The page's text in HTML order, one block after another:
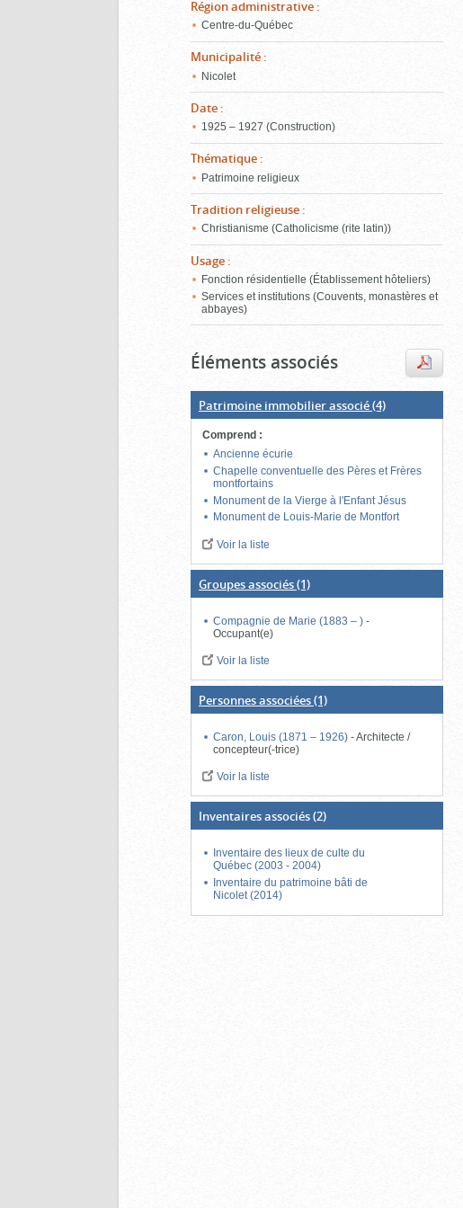
Région administrative :
Centre-du-Québec
Municipalité :
Nicolet
Date :
1925 – 1927 (Construction)
Thématique :
Patrimoine religieux
Tradition religieuse :
Christianisme (Catholicisme (rite latin))
Usage :
Fonction résidentielle (Établissement hôteliers)
Services et institutions (Couvents, monastères et
abbayes)
Éléments associés
Patrimoine immobilier associé(4)
Comprend :
Ancienne écurie
Chapelle conventuelle des Pères et Frères
montfortains
Monument de la Vierge à l'Enfant Jésus
Monument de Louis-Marie de Montfort
Voir la liste
Groupes associés(1)
Compagnie de Marie (1883 – )-
Occupant(e)
Voir la liste
Personnes associées(1)
Caron, Louis (1871 – 1926)-Architecte /
concepteur(-trice)
Voir la liste
Inventaires associés(2)
Inventaire des lieux de culte du
Québec (2003 - 2004)
Inventaire du patrimoine bâti de
Nicolet (2014)